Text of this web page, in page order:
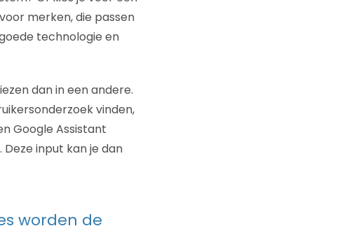
merken, die passen
technologie en
dan in een andere.
vinden,
Google Assistant
input kan je dan
worden de